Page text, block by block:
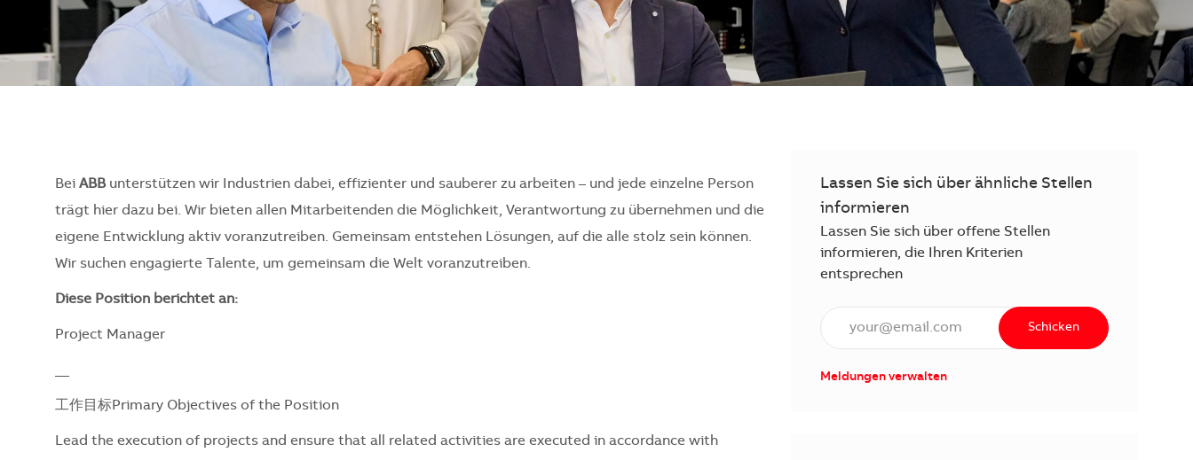
Bei ABBunterstützen wir Industrien dabei, effizienter und sauberer zu arbeiten – und jede einzelne Person
trägt hier dazu bei. Wir bieten allen Mitarbeitenden die Möglichkeit, Verantwortung zu übernehmen und die
eigene Entwicklung aktiv voranzutreiben. Gemeinsam entstehen Lösungen, auf die alle stolz sein können.
Wir suchen engagierte Talente, um gemeinsam die Welt voranzutreiben.
Diese Position berichtet an:
Project Manager
工作目标Primary Objectives of the Position
Lead the execution of projects and ensure that all related activities are executed in accordance with
Lassen Sie sich über ähnliche Stellen
informieren
Lassen Sie sich über offene Stellen
informieren, die Ihren Kriterien
entsprechen
E-Mail Adresse eingeben (erforderlich)
Schicken
Meldungen verwalten